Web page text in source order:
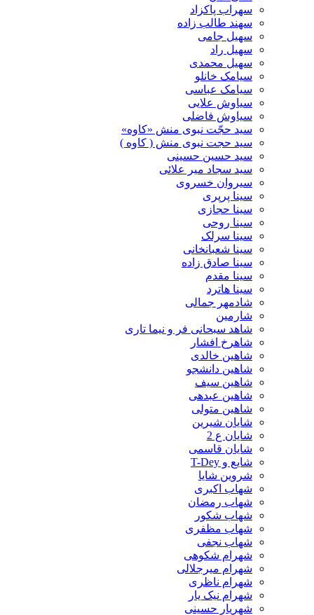
سهراب پاکزاد
سهند طالب زاده
سهیل جامی
سهیل راد
سهیل محمدی
سیامک خانلو
سیامک عباسی
سیاوش علایی
سیاوش فاضلی
سید حجّت نبوی منش «کاوه»
سید حجت نبوی منش ( کاوه )
سید حسین حسینى
سید سجاد میر علائی
سیروان خسروی
سینا پرپری
سینا حجازی
سینا روحی
سینا سرلک
سینا شعبانخانی
سینا صادق زاده
سینا مقدم
سینا هاترد
شادمهر جمالی
شارمین
شاهد سبحانی فر و نیما تاری
شاهرخ افشار
شاهین خالدی
شاهین دانشجو
شاهین سیف
شاهین عبدهی
شاهین متولی
شایان شیرین
شایان ع 2
شایان قاسمی
شایع و T-Dey
شروین شایا
شهاب اکبری
شهاب رمضان
شهاب شکور
شهاب مظفری
شهاب نجفی
شهرام شکوهی
شهرام میرجلالی
شهرام ناظری
شهرام نیک یار
شهریار حسینی